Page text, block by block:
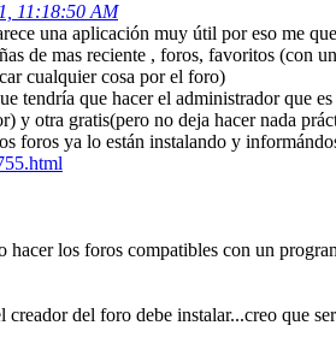
11:18:50 AM
una aplicación muy útil por eso me
de mas reciente , foros, favoritos (con
cualquier cosa por el foro)
tendría que hacer el administrador que
y otra gratis(pero no deja hacer nada
foros ya lo están instalando y
los foros compatibles con un
del foro debe instalar...creo que